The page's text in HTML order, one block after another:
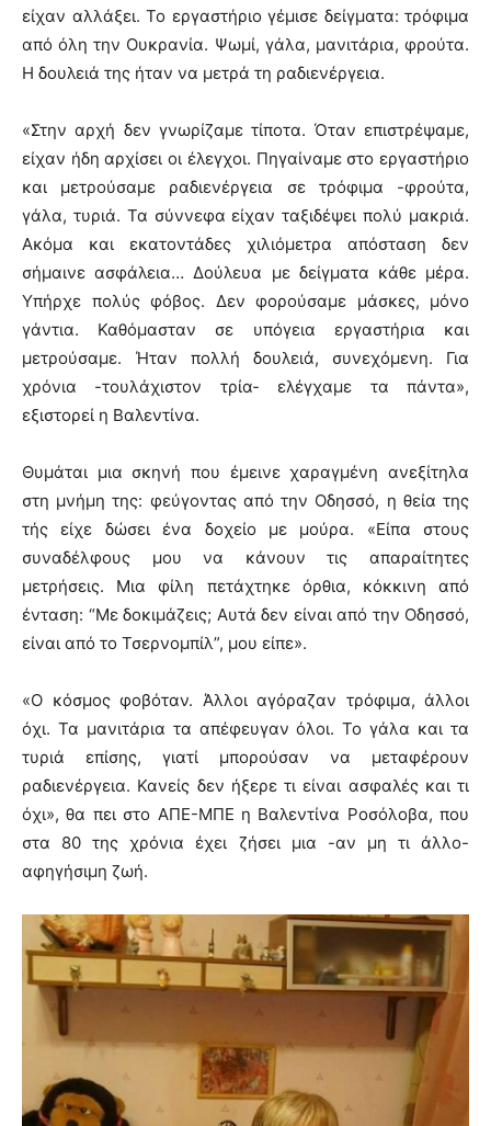
είχαν αλλάξει. Το εργαστήριο γέμισε δείγματα: τρόφιμα
από όλη την Ουκρανία. Ψωμί, γάλα, μανιτάρια, φρούτα.
Η δουλειά της ήταν να μετρά τη ραδιενέργεια.
«Στην αρχή δεν γνωρίζαμε τίποτα. Όταν επιστρέψαμε,
είχαν ήδη αρχίσει οι έλεγχοι. Πηγαίναμε στο εργαστήριο
και μετρούσαμε ραδιενέργεια σε τρόφιμα -φρούτα,
γάλα, τυριά. Τα σύννεφα είχαν ταξιδέψει πολύ μακριά.
Ακόμα και εκατοντάδες χιλιόμετρα απόσταση δεν
σήμαινε ασφάλεια… Δούλευα με δείγματα κάθε μέρα.
Υπήρχε πολύς φόβος. Δεν φορούσαμε μάσκες, μόνο
γάντια. Καθόμασταν σε υπόγεια εργαστήρια και
μετρούσαμε. Ήταν πολλή δουλειά, συνεχόμενη. Για
χρόνια -τουλάχιστον τρία- ελέγχαμε τα πάντα»,
εξιστορεί η Βαλεντίνα.
Θυμάται μια σκηνή που έμεινε χαραγμένη ανεξίτηλα
στη μνήμη της: φεύγοντας από την Οδησσό, η θεία της
τής είχε δώσει ένα δοχείο με μούρα. «Είπα στους
συναδέλφους μου να κάνουν τις απαραίτητες
μετρήσεις. Μια φίλη πετάχτηκε όρθια, κόκκινη από
ένταση: “Με δοκιμάζεις; Αυτά δεν είναι από την Οδησσό,
είναι από το Τσερνομπίλ”, μου είπε».
«Ο κόσμος φοβόταν. Άλλοι αγόραζαν τρόφιμα, άλλοι
όχι. Τα μανιτάρια τα απέφευγαν όλοι. Το γάλα και τα
τυριά επίσης, γιατί μπορούσαν να μεταφέρουν
ραδιενέργεια. Κανείς δεν ήξερε τι είναι ασφαλές και τι
όχι», θα πει στο ΑΠΕ-ΜΠΕ η Βαλεντίνα Ροσόλοβα, που
στα 80 της χρόνια έχει ζήσει μια -αν μη τι άλλο-
αφηγήσιμη ζωή.